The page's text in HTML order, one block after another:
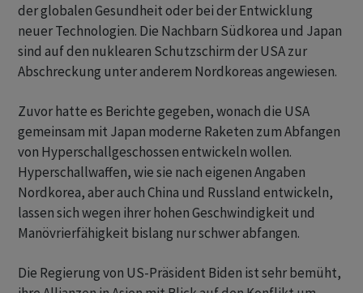
der globalen Gesundheit oder bei der Entwicklung
neuer Technologien. Die Nachbarn Südkorea und Japan
sind auf den nuklearen Schutzschirm der USA zur
Abschreckung unter anderem Nordkoreas angewiesen.
Zuvor hatte es Berichte gegeben, wonach die USA
gemeinsam mit Japan moderne Raketen zum Abfangen
von Hyperschallgeschossen entwickeln wollen.
Hyperschallwaffen, wie sie nach eigenen Angaben
Nordkorea, aber auch China und Russland entwickeln,
lassen sich wegen ihrer hohen Geschwindigkeit und
Manövrierfähigkeit bislang nur schwer abfangen.
Die Regierung von US-Präsident Biden ist sehr bemüht,